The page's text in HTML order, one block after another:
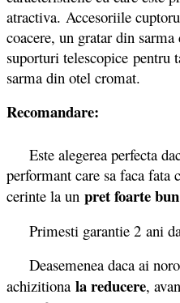
atractiva. Accesoriile
coacere, un gratar din
suporturi telescopice pentru
sarma din otel cromat.
Recomandare:
Este alegerea perfecta
performant care sa faca
cerinte la un pret foarte bun
Primesti garantie 2 ani
Deasemenea daca ai
achizitiona la reducere,